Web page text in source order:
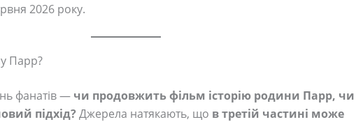
2026 року.
Парр?
фанатів — чи продовжить фільм історію родини Парр, чи
підхід? Джерела натякають, що в третій частині може